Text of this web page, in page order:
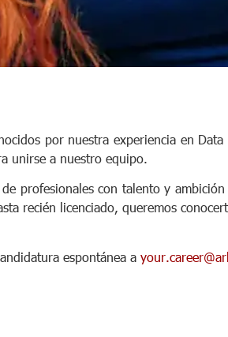
por nuestra experiencia en
unirse a nuestro equipo.
profesionales con talento y
recién licenciado, queremos
espontánea a